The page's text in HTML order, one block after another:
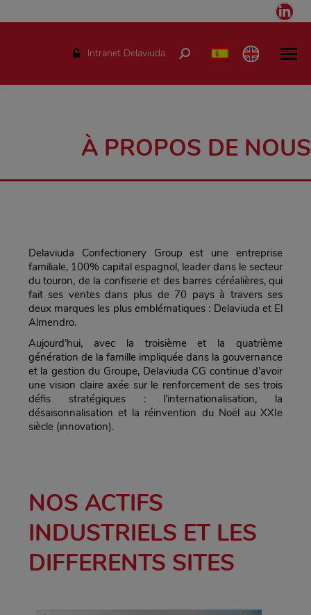
new
Intranet Delaviuda Search:
À PROPOS DE NOUS
Delaviuda Confectionery Group est une entreprise
familiale, 100% capital espagnol, leader dans le secteur
du touron, de la confiserie et des barres céréalières, qui
fait ses ventes dans plus de 70 pays à travers ses
deux marques les plus emblématiques : Delaviuda et El
Almendro.
Aujourd’hui, avec la troisième et la quatrième
génération de la famille impliquée dans la gouvernance
et la gestion du Groupe, Delaviuda CG continue d’avoir
une vision claire axée sur le renforcement de ses trois
défis stratégiques : l’internationalisation, la
désaisonnalisation et la réinvention du Noël au XXIe
siècle (innovation).
NOS ACTIFS
INDUSTRIELS ET LES
DIFFERENTS SITES